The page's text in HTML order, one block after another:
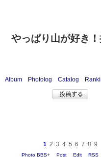
やっぱり山が好き
Album Photolog Catalog
1 2 3 4 5 6 7 8 9
Photo BBS+ Post Edit RSS